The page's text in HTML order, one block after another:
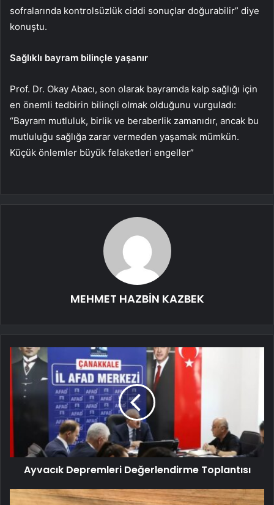
sofralarında kontrolsüzlük ciddi sonuçlar doğurabilir” diye
konuştu.
Sağlıklı bayram bilinçle yaşanır
Prof. Dr. Okay Abacı, son olarak bayramda kalp sağlığı için
en önemli tedbirin bilinçli olmak olduğunu vurguladı:
“Bayram mutluluk, birlik ve beraberlik zamanıdır, ancak bu
mutluluğu sağlığa zarar vermeden yaşamak mümkün.
Küçük önlemler büyük felaketleri engeller”
MEHMET HAZBİN KAZBEK
Ayvacık Depremleri Değerlendirme Toplantısı